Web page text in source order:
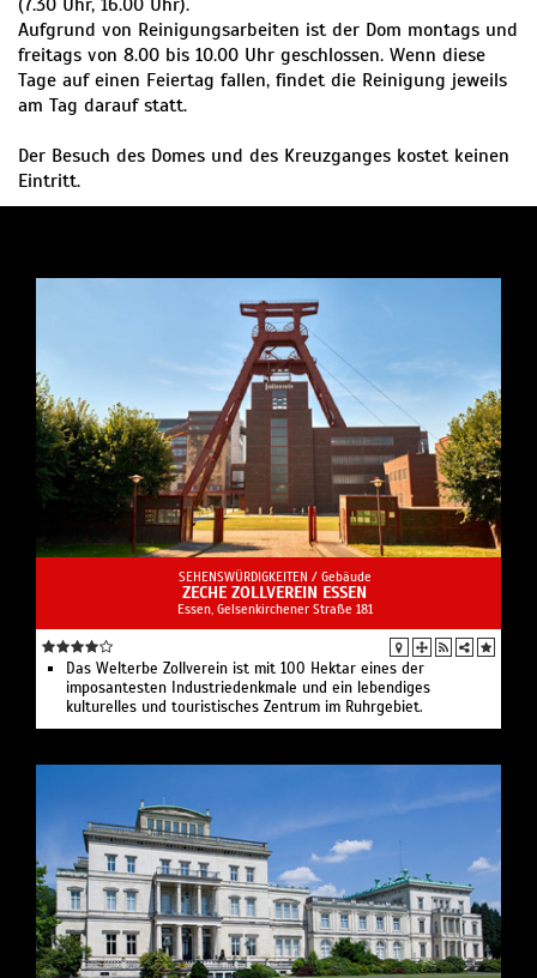
(7.30 Uhr, 16.00 Uhr).
Aufgrund von Reinigungsarbeiten ist der Dom montags und
freitags von 8.00 bis 10.00 Uhr geschlossen. Wenn diese
Tage auf einen Feiertag fallen, findet die Reinigung jeweils
am Tag darauf statt.
Der Besuch des Domes und des Kreuzganges kostet keinen
Eintritt.
SEHENSWÜRDIGKEITEN / Gebäude
ZECHE ZOLLVEREIN ESSEN
Essen, Gelsenkirchener Straße 181
Das Welterbe Zollverein ist mit 100 Hektar eines der
imposantesten Industriedenkmale und ein lebendiges
kulturelles und touristisches Zentrum im Ruhrgebiet.